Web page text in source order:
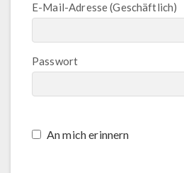
E-Mail-Adresse (Geschäftlich)
Passwort
An mich erinnern